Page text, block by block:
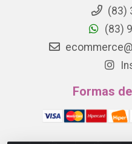
(83)
(83)
Formas